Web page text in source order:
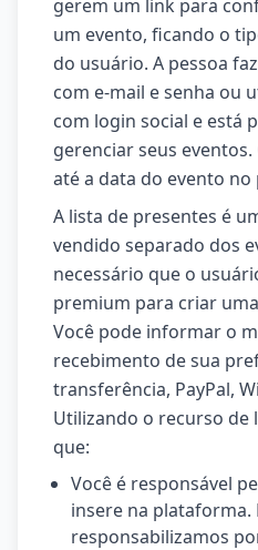
gerem um link para
um evento, ficando o
do usuário. A pessoa
com e-mail e senha ou
com login social e está
gerenciar seus
até a data do evento
A lista de presentes é
vendido separado dos
necessário que o
premium para criar
Você pode informar o
recebimento de sua
transferência, PayPal,
Utilizando o recurso de
que:
Você é responsável
insere na plataforma.
responsabilizamos